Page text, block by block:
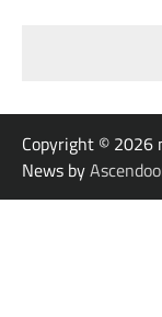
Copyright © 2026
News by